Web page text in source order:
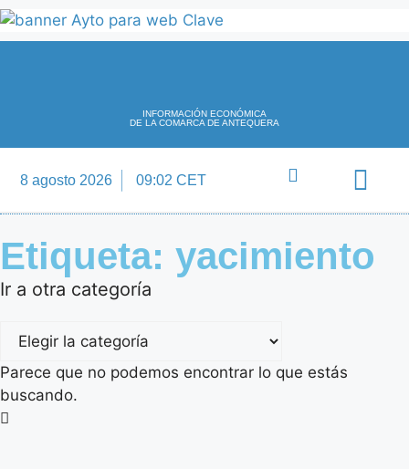
INFORMACIÓN ECONÓMICA
DE LA COMARCA DE ANTEQUERA
8 agosto 2026 09:02 CET
Etiqueta: yacimiento
Ir a otra categoría
Parece que no podemos encontrar lo que estás
buscando.